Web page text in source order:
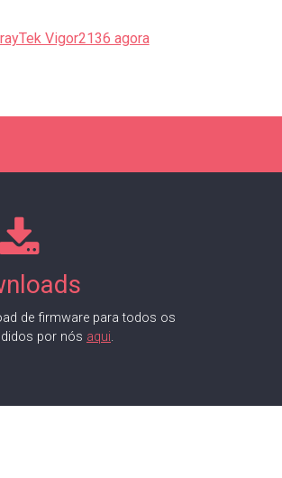
Vigor2136 agora
de firmware para todos os
por nós aqui.